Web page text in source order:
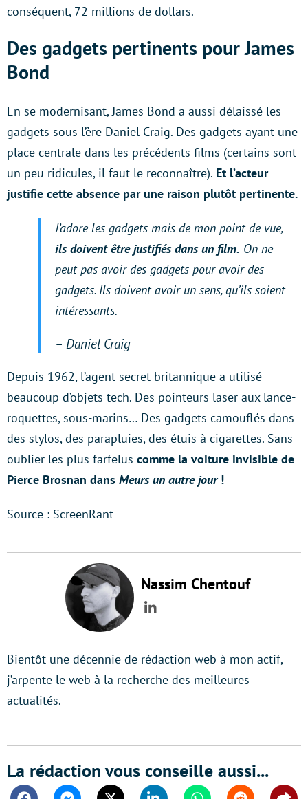
conséquent, 72 millions de dollars.
Des gadgets pertinents pour James
Bond
En se modernisant, James Bond a aussi délaissé les
gadgets sous l’ère Daniel Craig. Des gadgets ayant une
place centrale dans les précédents films (certains sont
un peu ridicules, il faut le reconnaître). Et l’acteur
justifie cette absence par une raison plutôt pertinente.
J’adore les gadgets mais de mon point de vue,
ils doivent être justifiés dans un film. On ne
peut pas avoir des gadgets pour avoir des
gadgets. Ils doivent avoir un sens, qu’ils soient
intéressants.
– Daniel Craig
Depuis 1962, l’agent secret britannique a utilisé
beaucoup d’objets tech. Des pointeurs laser aux lance-
roquettes, sous-marins… Des gadgets camouflés dans
des stylos, des parapluies, des étuis à cigarettes. Sans
oublier les plus farfelus comme la voiture invisible de
Pierce Brosnan dans Meurs un autre jour!
Source : ScreenRant
Nassim Chentouf
LinkedIn
Bientôt une décennie de rédaction web à mon actif,
j’arpente le web à la recherche des meilleures
actualités.
La rédaction vous conseille aussi...